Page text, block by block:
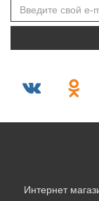
Интернет